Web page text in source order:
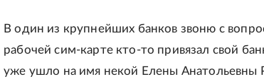
В один из крупнейших банков звоню с
рабочей сим-карте кто-то привязал свой
уже ушло на имя некой Елены Анатольевны